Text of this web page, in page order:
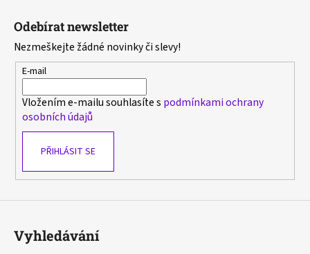
Odebírat newsletter
Nezmeškejte žádné novinky či slevy!
E-mail
Vložením e-mailu souhlasíte s podmínkami ochrany
osobních údajů
PŘIHLÁSIT SE
Vyhledávání